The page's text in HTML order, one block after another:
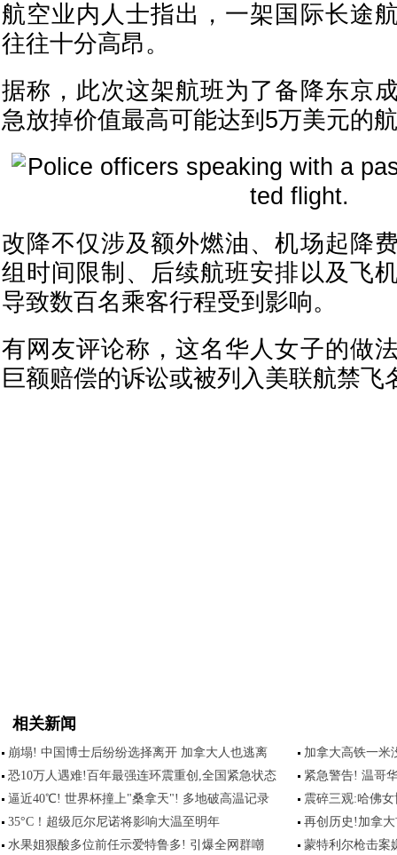
航空业内人士指出，一架国际长途
往往十分高昂。
据称，此次这架航班为了备降东京
急放掉价值最高可能达到5万美元的
改降不仅涉及额外燃油、机场起降
组时间限制、后续航班安排以及飞
导致数百名乘客行程受到影响。
有网友评论称，这名华人女子的做
巨额赔偿的诉讼或被列入美联航禁飞
相关新闻
崩塌! 中国博士后纷纷选择离开 加拿大人也逃离
加拿大高铁一米
恐10万人遇难!百年最强连环震重创,全国紧急状态
紧急警告! 温哥
逼近40℃! 世界杯撞上"桑拿天"! 多地破高温记录
震碎三观:哈佛
35°C！超级厄尔尼诺将影响大温至明年
再创历史!加拿
水果姐狠酸多位前任示爱特鲁多! 引爆全网群嘲
蒙特利尔枪击